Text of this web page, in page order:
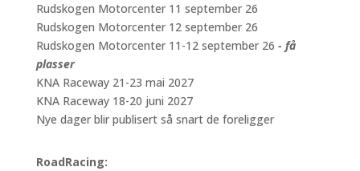
Rudskogen Motorcenter 11 september 26
Rudskogen Motorcenter 12 september 26
Rudskogen Motorcenter 11-12 september 26 - få
plasser
KNA Raceway 21-23 mai 2027
KNA Raceway 18-20 juni 2027
Nye dager blir publisert så snart de foreligger
RoadRacing: